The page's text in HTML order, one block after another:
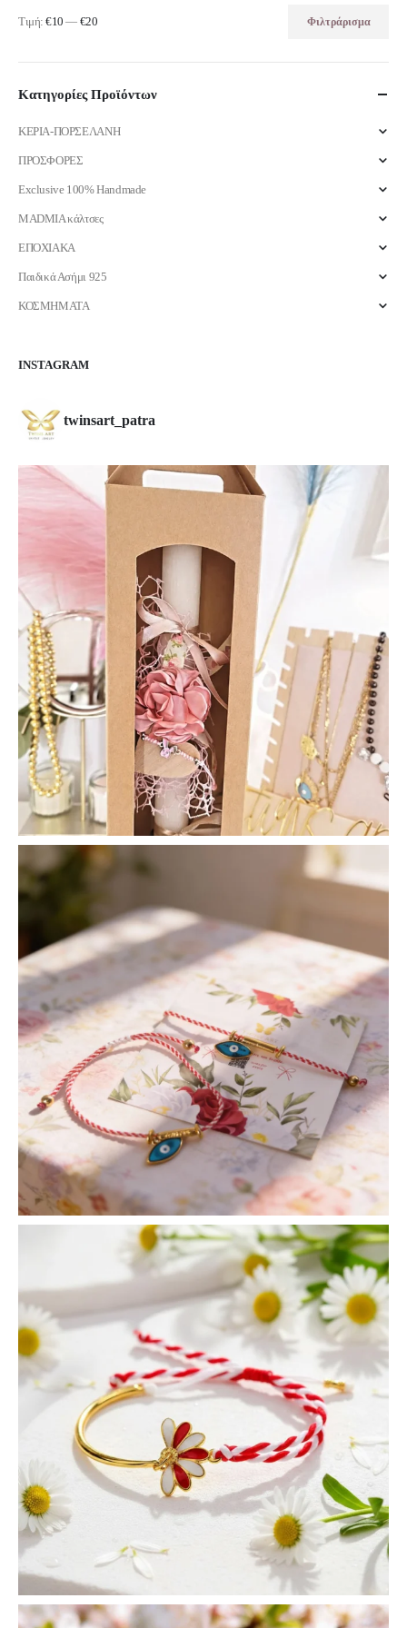
Ελάχιστη
Μέγιστη
Φιλτράρισμα
Τιμή:€10 — €20
Κατηγορίες Προϊόντων
ΚΕΡΙΑ-ΠΟΡΣΕΛΑΝΗ
ΠΡΟΣΦΟΡΕΣ
Exclusive 100% Handmade
MADMIA κάλτσες
ΕΠΟΧΙΑΚΑ
Παιδικά Ασήμι 925
ΚΟΣΜΗΜΑΤΑ
INSTAGRAM
twinsart_patra